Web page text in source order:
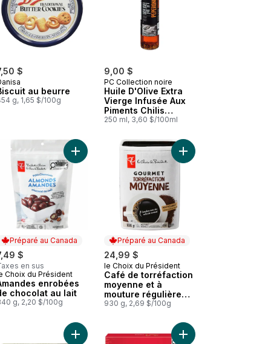
$
au beurre
g, 1,65 $/100g
9,00 $
PC Collection noire
Huile D'Olive Extra
Vierge Infusée Aux
Piments Chilis
Rouges
250 ml, 3,60 $/100ml
au panier
en grains biologique three sisters torréfaction moyenne au
Préparé au Canada
$
en sus
au Canada
Choix du Président
enrobées
chocolat au lait
g, 2,20 $/100g
Ajouter Amandes enrobées de chocolat au lait
Préparé au Canada
24,99 $
Préparé au Canada
le Choix du Président
Café de torréfaction
moyenne et à
mouture régulière
Gourmet
930 g, 2,69 $/100g
Ajouter Café de
Kick Ass au panier
au panier
de fruits pêche parfaite au panier
Ajouter Bière de gingembre premium au panier
Ajouter LINDOR